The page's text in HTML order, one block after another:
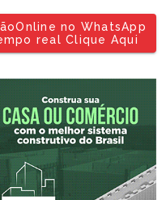
no WhatsApp
real Clique Aqui